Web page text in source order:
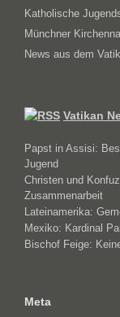
Katholische
Münchner
News aus dem
Vatikan
Papst in Assisi:
Jugend
Christen und
Zusammenarbeit
Lateinamerika:
Mexiko: Kardinal
Bischof Feige:
Meta